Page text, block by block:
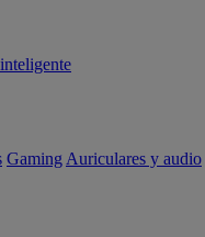
Gaming Auriculares y audio